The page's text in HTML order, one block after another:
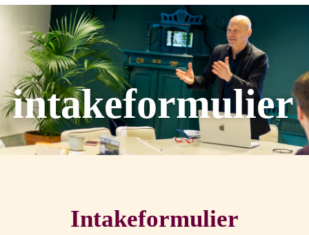
intakeformulier
Intakeformulier